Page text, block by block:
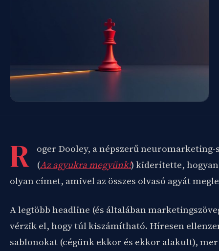
R
oger Dooley, a népszerű neuromarketing-
(Az agyukra megyünk!) kiderítette,
olyan címet, amivel az összes olvasó agyát
A legtöbb headline (és általában
vérzik el, hogy túl kiszámítható. Híresen
sablonokat (cégünk ekkor és ekkor alakult),